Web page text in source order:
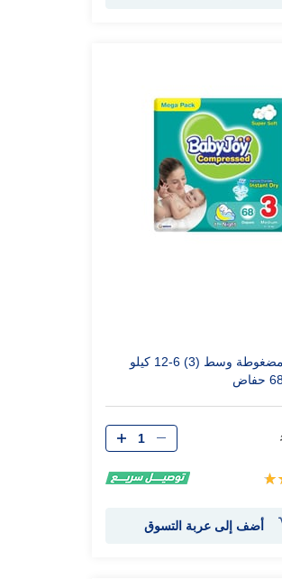
بيبي جوي مضغوطة وسط (3) 6-12 كيلو
الكمية
أضف إلى عربة التسوق